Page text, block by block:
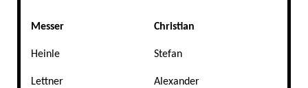
Messer Christian
Heinle Stefan
Lettner Alexander